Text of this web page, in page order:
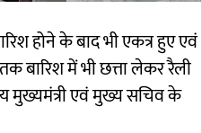
होने के बाद भी एकत्र हुए एवं
बारिश में भी छत्ता लेकर रैली
मुख्यमंत्री एवं मुख्य सचिव के